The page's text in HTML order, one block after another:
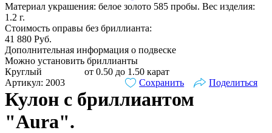
Материал украшения: белое золото 585 пробы. Вес изделия:
1.2 г.
Стоимость оправы без бриллианта:
41 880 Руб.
Дополнительная информация о подвеске
Можно установить бриллианты
Круглый
от 0.50 до 1.50 карат
Артикул: 2003
Сохранить Поделиться
Кулон с бриллиантом
"Aura".